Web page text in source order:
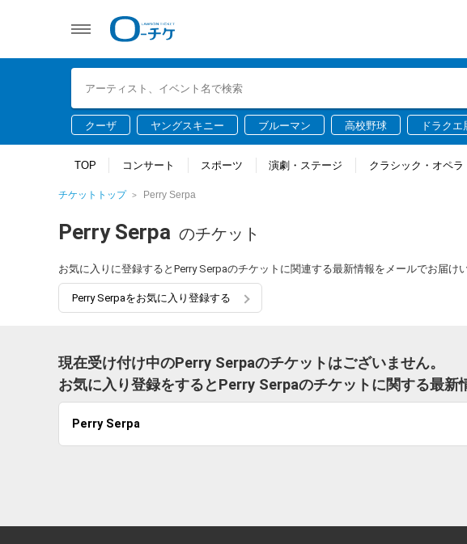
クーザ ヤングスキニー ブルーマン 高校野球 ドラクエ
TOP コンサート スポーツ 演劇・ステージ クラシック・オペラ
チケットトップ Perry Serpa
Perry Serpa のチケット
お気に入りに登録するとPerry Serpaのチケットに関連する最新情報をメールでお届け
Perry Serpaをお気に入り登録する
現在受け付け中のPerry Serpaのチケットはございません。
お気に入り登録をするとPerry Serpaのチケットに関する最新
Perry Serpa